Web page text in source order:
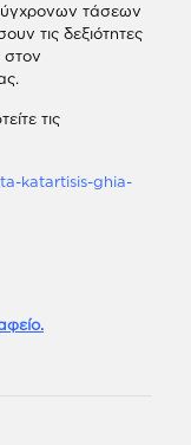
τάσεων
τις δεξιότητες
στον
τις
katartisis-ghia-